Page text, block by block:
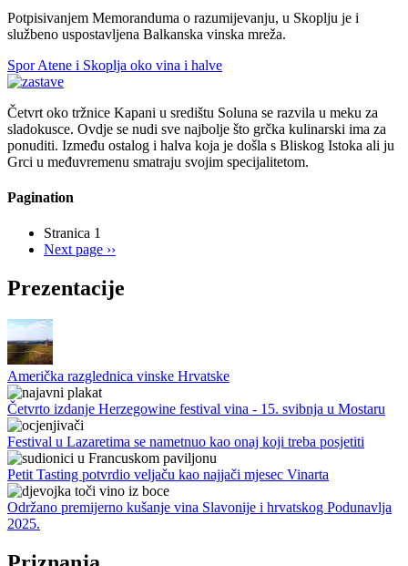
Potpisivanjem Memoranduma o razumijevanju, u Skoplju je i
službeno uspostavljena Balkanska vinska mreža.
Spor Atene i Skoplja oko vina i halve
Četvrt oko tržnice Kapani u središtu Soluna se razvila u meku za
sladokusce. Ovdje se nudi sve najbolje što grčka kulinarski ima za
ponuditi. Između ostalog i halva koja je došla s Bliskog Istoka ali ju
Grci u međuvremenu smatraju svojim specijalitetom.
Pagination
Stranica 1
Next page ››
Prezentacije
Američka razglednica vinske Hrvatske
Četvrto izdanje Herzegowine festival vina - 15. svibnja u Mostaru
Festival u Lazaretima se nametnuo kao onaj koji treba posjetiti
Petit Tasting potvrdio veljaču kao najjači mjesec Vinarta
Održano premijerno kušanje vina Slavonije i hrvatskog Podunavlja
2025.